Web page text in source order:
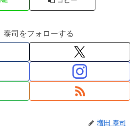
泰司をフォローする
増田 泰司